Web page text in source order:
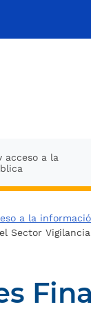
acceso a la
a la
Sector Vigilancia